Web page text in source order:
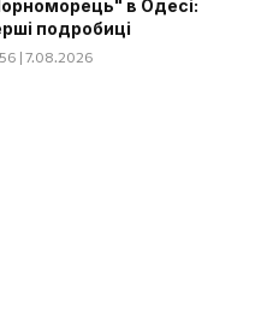
в Одесі:
подробиці
| 7.08.2026